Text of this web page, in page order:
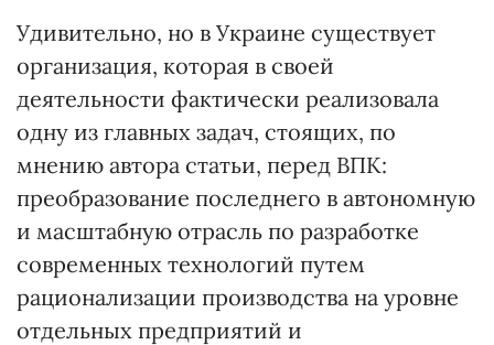
Удивительно, но в Украине существует
организация, которая в своей
деятельности фактически реализовала
одну из главных задач, стоящих, по
мнению автора статьи, перед ВПК:
преобразование последнего в автономную
и масштабную отрасль по разработке
современных технологий путем
рационализации производства на уровне
отдельных предприятий и